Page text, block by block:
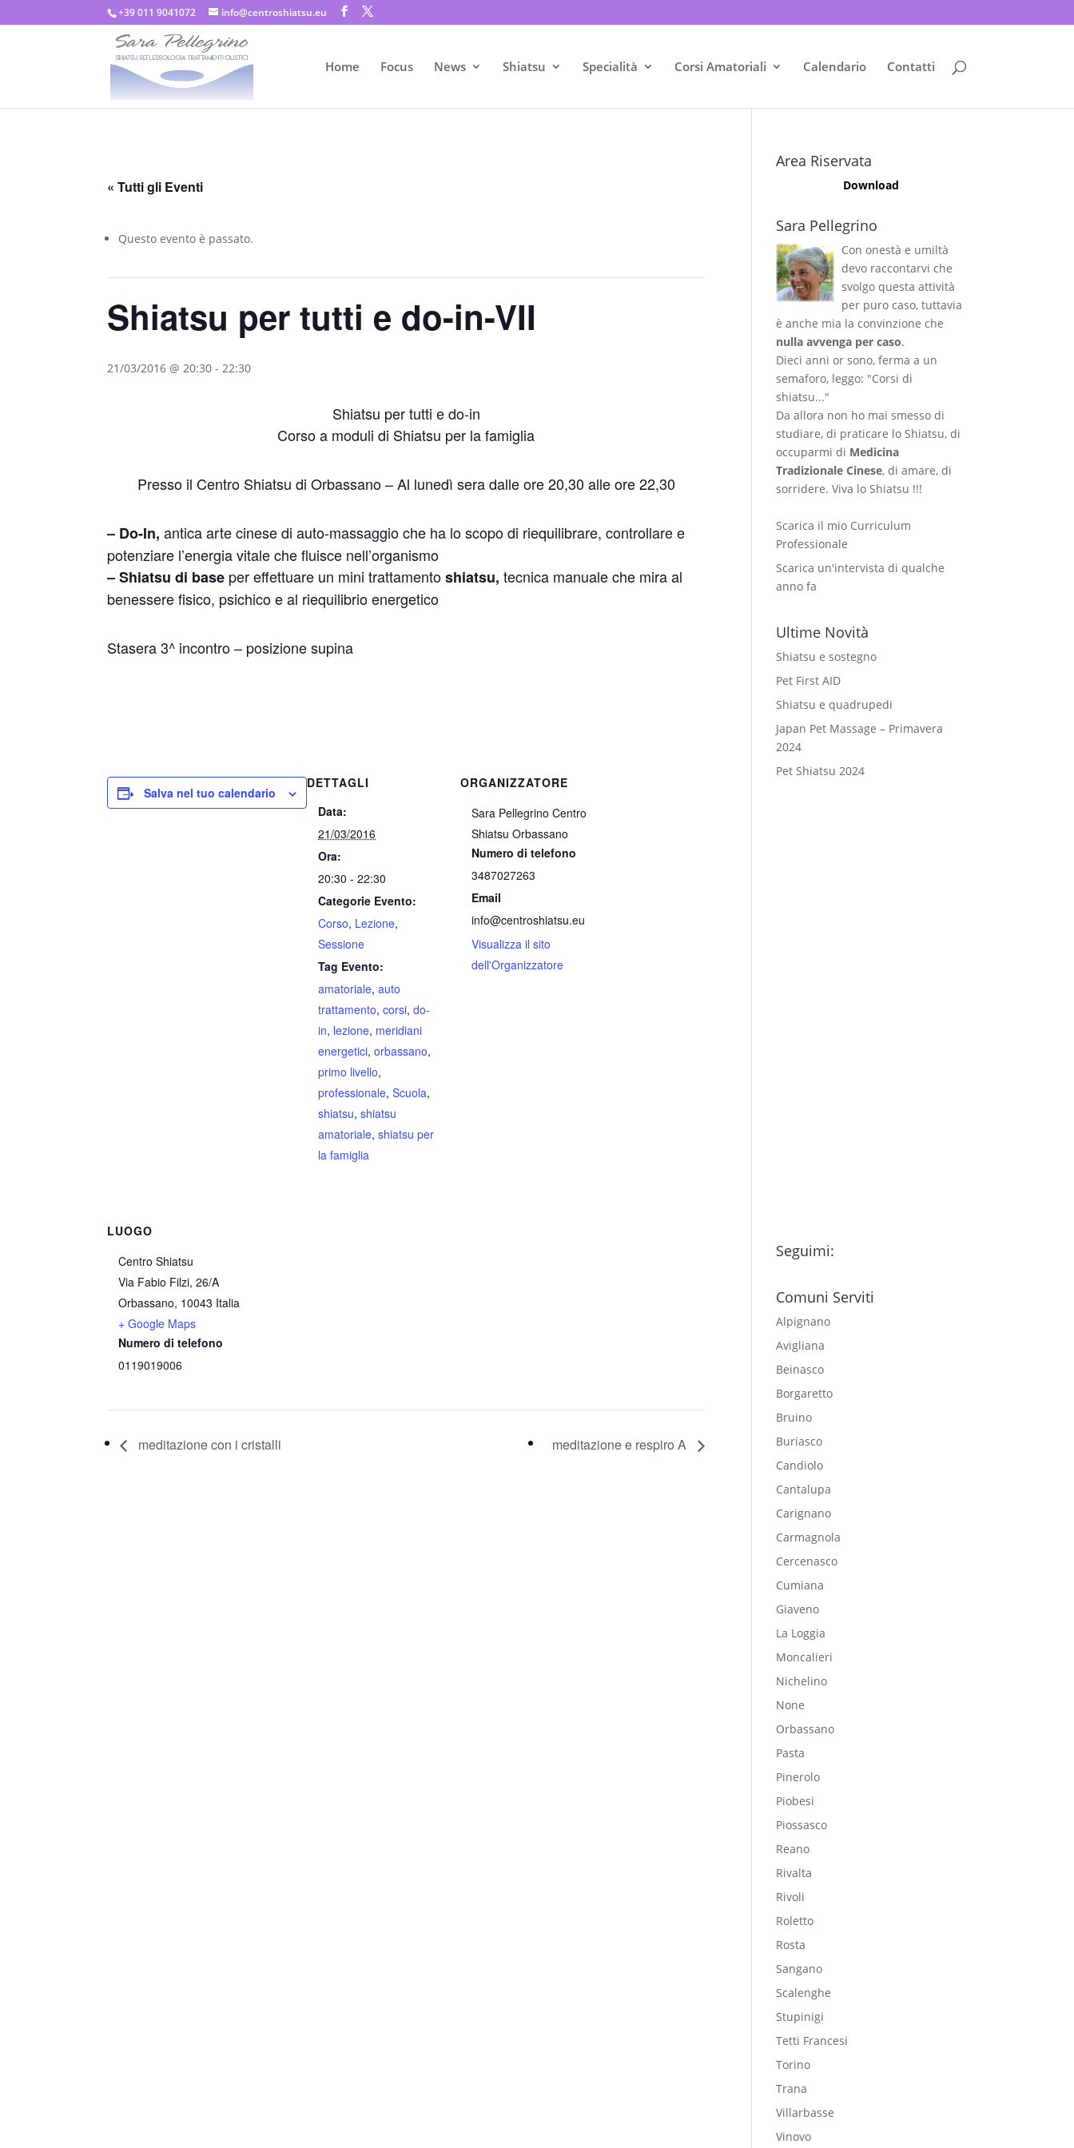
+39 011 9041072 info@centroshiatsu.eu
Home Focus News Shiatsu Specialità Corsi Amatoriali Calendario Contatti
« Tutti gli Eventi
Questo evento è passato.
Shiatsu per tutti e do-in-VII
21/03/2016 @ 20:30 -22:30
Shiatsu per tutti e do-in
Corso a moduli di Shiatsu per la famiglia
Presso il Centro Shiatsu di Orbassano – Al lunedì sera dalle ore 20,30 alle ore 22,30
– Do-In,antica arte cinese di auto-massaggio che ha lo scopo di riequilibrare, controllare e
potenziare l’energia vitale che fluisce nell’organismo
– Shiatsu di base per effettuare un mini trattamentoshiatsu,tecnica manuale che mira al
benessere fisico, psichico e al riequilibrio energetico
Stasera 3^ incontro – posizione supina
Salva nel tuo calendario
DETTAGLI
Data:
21/03/2016
Ora:
20:30 - 22:30
Categorie Evento:
Corso, Lezione,
Sessione
Tag Evento:
amatoriale,auto
trattamento,corsi,do-
in, lezione, meridiani
energetici,orbassano,
primo livello,
professionale,Scuola,
shiatsu,shiatsu
amatoriale,shiatsu per
la famiglia
ORGANIZZATORE
Sara Pellegrino Centro
Shiatsu Orbassano
Numero di telefono
3487027263
Email
info@centroshiatsu.eu
Visualizza il sito
dell'Organizzatore
LUOGO
Centro Shiatsu
Via Fabio Filzi, 26/A
Orbassano, 10043 Italia
+ Google Maps
Numero di telefono
0119019006
meditazione con i cristalli meditazione e respiro A
Area Riservata
Download
Sara Pellegrino
Con onestà e umiltà
devo raccontarvi che
svolgo questa attività
per puro caso, tuttavia
è anche mia la convinzione che
nulla avvenga per caso.
Dieci anni or sono, ferma a un
semaforo, leggo: "Corsi di
shiatsu..."
Da allora non ho mai smesso di
studiare, di praticare lo Shiatsu, di
occuparmi di Medicina
Tradizionale Cinese, di amare, di
sorridere. Viva lo Shiatsu !!!
Scarica il mio Curriculum
Professionale
Scarica un'intervista di qualche
anno fa
Ultime Novità
Shiatsu e sostegno
Pet First AID
Shiatsu e quadrupedi
Japan Pet Massage – Primavera
2024
Pet Shiatsu 2024
Seguimi:
Comuni Serviti
Alpignano
Avigliana
Beinasco
Borgaretto
Bruino
Buriasco
Candiolo
Cantalupa
Carignano
Carmagnola
Cercenasco
Cumiana
Giaveno
La Loggia
Moncalieri
Nichelino
None
Orbassano
Pasta
Pinerolo
Piobesi
Piossasco
Reano
Rivalta
Rivoli
Roletto
Rosta
Sangano
Scalenghe
Stupinigi
Tetti Francesi
Torino
Trana
Villarbasse
Vinovo